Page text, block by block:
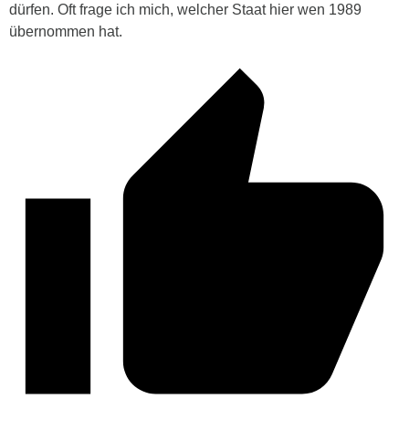
dürfen. Oft frage ich mich, welcher Staat hier wen 1989
übernommen hat.